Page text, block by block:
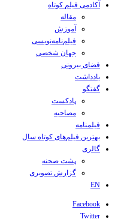
آکادمی فیلم کوتاه
مقاله
آموزش
فیلم‌نامه‌نویسی
جهان شخصی
فضای بیرونی
یادداشت
گفتگو
پادکست
مصاحبه
فیلمنامه
بهترین فیلم‌های کوتاه سال
گالری
پشت صحنه
گزارش تصویری
EN
Facebook
Twitter